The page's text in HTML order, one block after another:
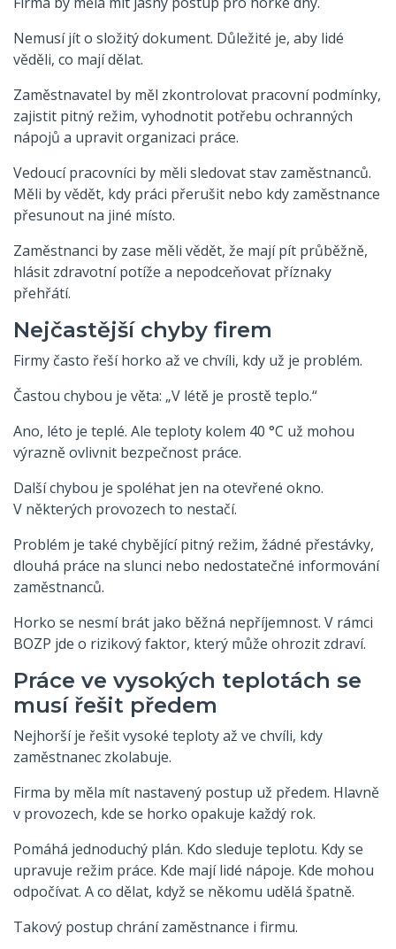
Nemusí jít o složitý dokument. Důležité je, aby lidé
věděli, co mají dělat.
Zaměstnavatel by měl zkontrolovat pracovní podmínky,
zajistit pitný režim, vyhodnotit potřebu ochranných
nápojů a upravit organizaci práce.
Vedoucí pracovníci by měli sledovat stav zaměstnanců.
Měli by vědět, kdy práci přerušit nebo kdy zaměstnance
přesunout na jiné místo.
Zaměstnanci by zase měli vědět, že mají pít průběžně,
hlásit zdravotní potíže a nepodceňovat příznaky
přehřátí.
Nejčastější chyby firem
Firmy často řeší horko až ve chvíli, kdy už je problém.
Častou chybou je věta: „V létě je prostě teplo.“
Ano, léto je teplé. Ale teploty kolem 40 °C už mohou
výrazně ovlivnit bezpečnost práce.
Další chybou je spoléhat jen na otevřené okno.
V některých provozech to nestačí.
Problém je také chybějící pitný režim, žádné přestávky,
dlouhá práce na slunci nebo nedostatečné informování
zaměstnanců.
Horko se nesmí brát jako běžná nepříjemnost. V rámci
BOZP jde o rizikový faktor, který může ohrozit zdraví.
Práce ve vysokých teplotách se
musí řešit předem
Nejhorší je řešit vysoké teploty až ve chvíli, kdy
zaměstnanec zkolabuje.
Firma by měla mít nastavený postup už předem. Hlavně
v provozech, kde se horko opakuje každý rok.
Pomáhá jednoduchý plán. Kdo sleduje teplotu. Kdy se
upravuje režim práce. Kde mají lidé nápoje. Kde mohou
odpočívat. A co dělat, když se někomu udělá špatně.
Takový postup chrání zaměstnance i firmu.